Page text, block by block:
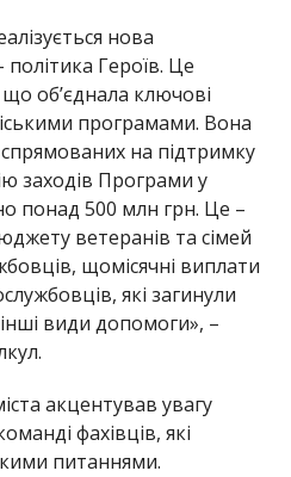
нова
Героїв. Це
об’єднала ключові
програмами. Вона
на підтримку
заходів Програми у
понад 500 млн грн. Це –
ветеранів та сімей
щомісячні виплати
які загинули
види допомоги», –
акцентував увагу
фахівців, які
питаннями.